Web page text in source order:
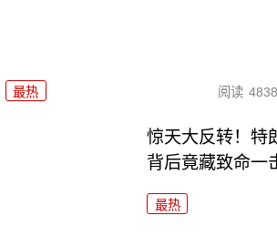
最热 阅读 4838
惊天大反转！特
背后竟藏致命一
最热